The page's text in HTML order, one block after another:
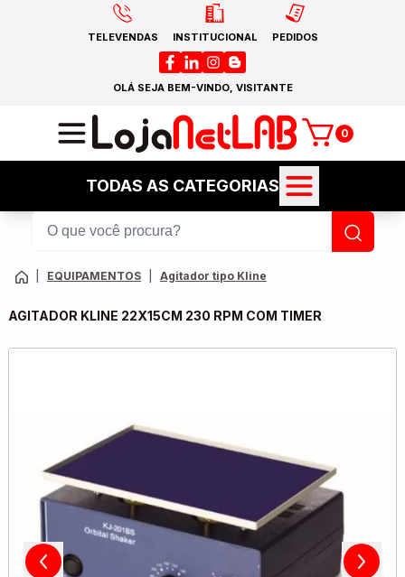
TELEVENDAS INSTITUCIONAL PEDIDOS
OLÁ SEJA BEM-VINDO, VISITANTE
0
TODAS AS CATEGORIAS
EQUIPAMENTOS Agitador tipo Kline
AGITADOR KLINE 22X15CM 230 RPM COM TIMER